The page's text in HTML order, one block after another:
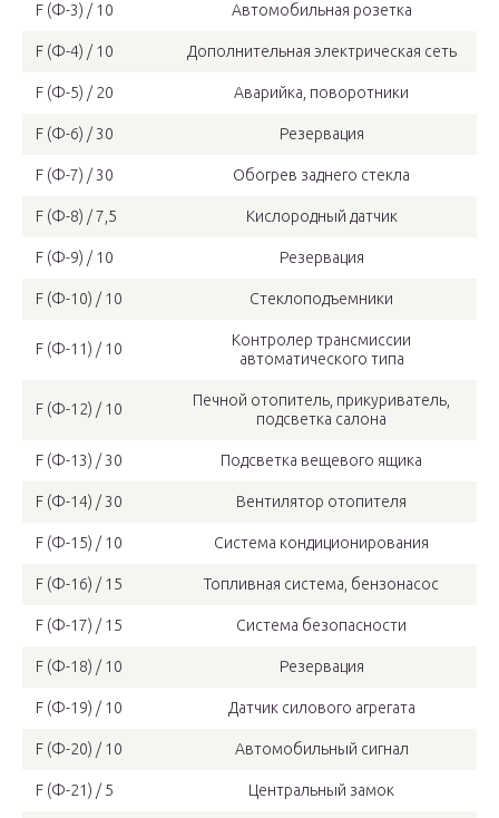
F (Ф-3) / 10 Автомобильная розетка
F (Ф-4) / 10 Дополнительная электрическая сеть
F (Ф-5) / 20 Аварийка, поворотники
F (Ф-6) / 30 Резервация
F (Ф-7) / 30 Обогрев заднего стекла
F (Ф-8) / 7,5 Кислородный датчик
F (Ф-9) / 10 Резервация
F (Ф-10) / 10 Стеклоподъемники
F (Ф-11) / 10
Контролер трансмиссии
автоматического типа
F (Ф-12) / 10
Печной отопитель, прикуриватель,
подсветка салона
F (Ф-13) / 30 Подсветка вещевого ящика
F (Ф-14) / 30 Вентилятор отопителя
F (Ф-15) / 10 Система кондиционирования
F (Ф-16) / 15 Топливная система, бензонасос
F (Ф-17) / 15 Система безопасности
F (Ф-18) / 10 Резервация
F (Ф-19) / 10 Датчик силового агрегата
F (Ф-20) / 10 Автомобильный сигнал
F (Ф-21) / 5 Центральный замок